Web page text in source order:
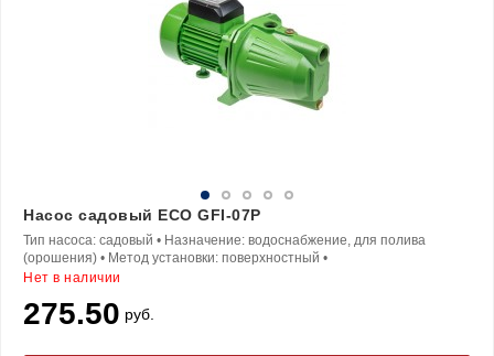
Насос садовый ECO GFI-07P
Тип насоса: садовый • Назначение: водоснабжение, для полива
(орошения) • Метод установки: поверхностный •
Нет в наличии
275.50 руб.